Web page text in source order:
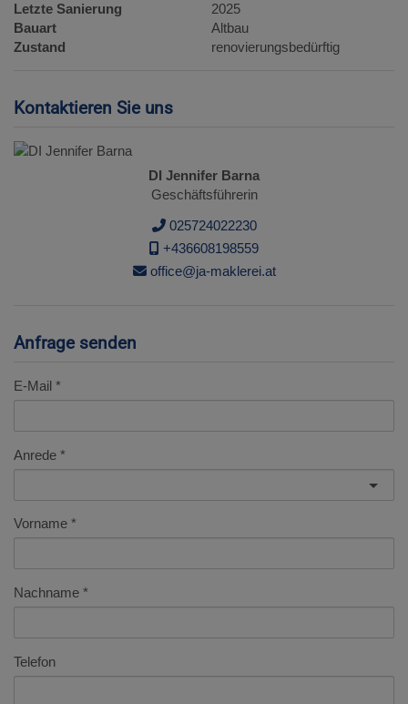
Letzte Sanierung
2025
Bauart
Altbau
Zustand
renovierungsbedürftig
Kontaktieren Sie uns
DI Jennifer Barna
Geschäftsführerin
025724022230
+436608198559
office@ja-maklerei.at
Anfrage senden
E-Mail
Anrede
Vorname
Nachname
Telefon